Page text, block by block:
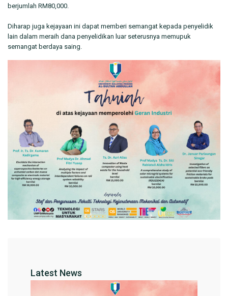
berjumlah RM80,000.
Diharap juga kejayaan ini dapat memberi semangat kepada penyelidik
lain dalam meraih dana penyelidikan luar seterusnya memupuk
semangat berdaya saing.
Latest News